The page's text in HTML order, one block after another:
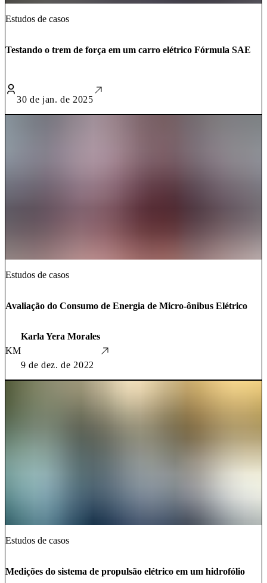
Estudos de casos
Testando o trem de força em um carro elétrico Fórmula SAE
30 de jan. de 2025
Estudos de casos
Avaliação do Consumo de Energia de Micro-ônibus Elétrico
KM
Karla Yera Morales
9 de dez. de 2022
Estudos de casos
Medições do sistema de propulsão elétrico em um hidrofólio